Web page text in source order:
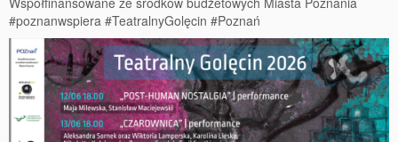
#poznanwspiera #TeatralnyGolęcin #Poznań